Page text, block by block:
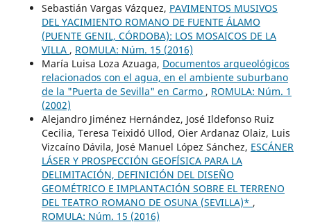
Sebastián Vargas Vázquez, PAVIMENTOS MUSIVOS
DEL YACIMIENTO ROMANO DE FUENTE ÁLAMO
(PUENTE GENIL, CÓRDOBA): LOS MOSAICOS DE LA
VILLA , ROMULA: Núm. 15 (2016)
María Luisa Loza Azuaga, Documentos arqueológicos
relacionados con el agua, en el ambiente suburbano
de la "Puerta de Sevilla" en Carmo , ROMULA: Núm. 1
(2002)
Alejandro Jiménez Hernández, José Ildefonso Ruiz
Cecilia, Teresa Teixidó Ullod, Oier Ardanaz Olaiz, Luis
Vizcaíno Dávila, José Manuel López Sánchez, ESCÁNER
LÁSER Y PROSPECCIÓN GEOFÍSICA PARA LA
DELIMITACIÓN, DEFINICIÓN DEL DISEÑO
GEOMÉTRICO E IMPLANTACIÓN SOBRE EL TERRENO
DEL TEATRO ROMANO DE OSUNA (SEVILLA)* ,
ROMULA: Núm. 15 (2016)